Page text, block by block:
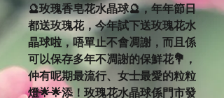
🔮玫瑰香皂花水晶球🔮，年年節日
都送玫瑰花，今年試下送玫瑰花水
晶球啦，唔單止不會凋謝，而且係
可以保存多年不凋謝的保鮮花💐，
仲有呢期最流行、女士最愛的粒粒
燈🌟🌟添！玫瑰花水晶球係門市發